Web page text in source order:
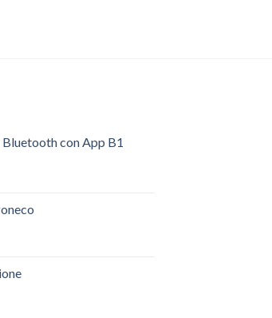
con App B1